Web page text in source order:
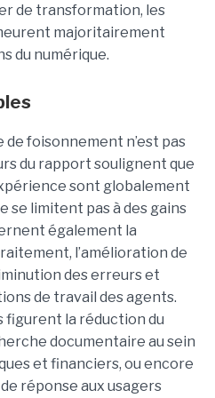
de transformation, les
majoritairement
du numérique.
foisonnement n’est pas
du rapport soulignent que
sont globalement
se limitent pas à des gains
également la
l’amélioration de
des erreurs et
de travail des agents.
figurent la réduction du
documentaire au sein
et financiers, ou encore
réponse aux usagers